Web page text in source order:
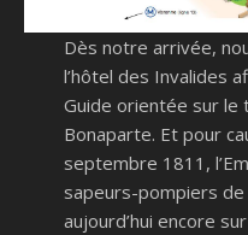
Dès notre arrivée,
l’hôtel des Invalides
Guide orientée sur le
Bonaparte. Et pour
septembre 1811,
sapeurs-pompiers
aujourd’hui encore